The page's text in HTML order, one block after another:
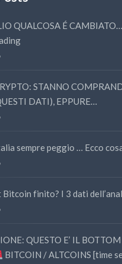
QUALCOSA É
STANNO
DATI), EPPURE…
sempre peggio … Ecco
Bitcoin finito? I 3 dati
QUESTO E’ IL
BITCOIN / ALTCOINS [time